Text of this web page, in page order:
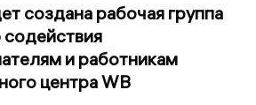
создана рабочая группа
и работникам
центра WB